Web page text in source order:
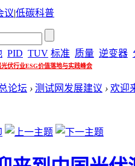
议|低碳科普
PID TUV 标准 质量 逆变器
光伏行业ESG价值落地与实践峰会
论坛 › 测试网发展建议 › 欢迎